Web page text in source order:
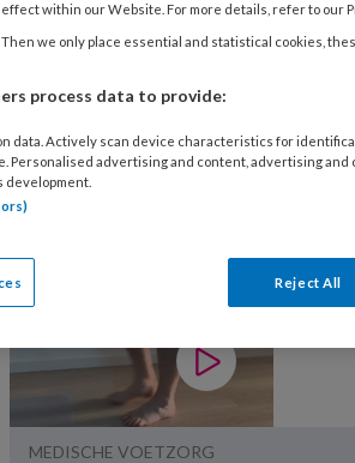
Podopost heet nu
MEDISCHE VOETZORG
within our Website. For more details, refer to our
we only place essential and statistical cookies,
process data to provide:
data. Actively scan device characteristics for
Personalised advertising and content, advertising
Reject All